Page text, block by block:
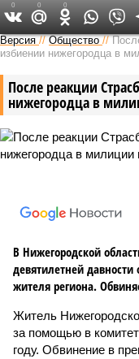
Версия //Общество //
избиении нижегородца в
После реакции
нижегородца в
В Нижегородской
девятилетней
жителя региона.
Житель
за помощью в
году. Обвинение в
0 0 0